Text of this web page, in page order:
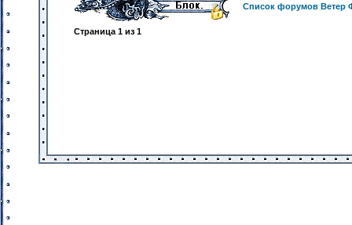
Список форумов Ветер
Страница 1 из 1